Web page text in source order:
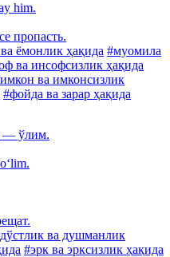
him.
пропасть.
ёмонлик ҳақида #муомила
ва инсофсизлик ҳақида
ва имконсизлик
#фойда ва зарар ҳақида
— ўлим.
ва душманлик
#эрк ва эрксизлик ҳақида